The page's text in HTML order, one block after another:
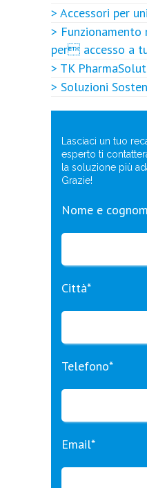
> Accessori per
>
per accesso a
> TK
> Soluzioni
Lasciaci un tuo
esperto ti
la soluzione più
Grazie!
Nome e
Città*
Telefono*
Email*